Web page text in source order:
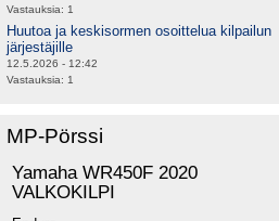
Vastauksia: 1
Huutoa ja keskisormen osoittelua kilpailun
järjestäjille
12.5.2026 - 12:42
Vastauksia: 1
MP-Pörssi
Yamaha WR450F 2020
VALKOKILPI